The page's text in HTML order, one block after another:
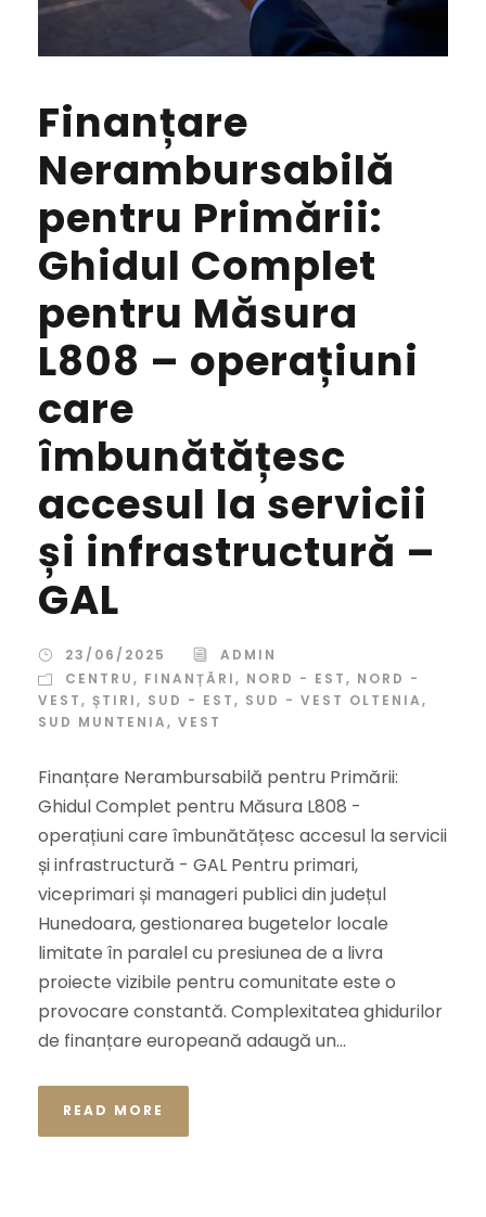
Finanțare
Nerambursabilă
pentru Primării:
Ghidul Complet
pentru Măsura
L808 – operațiuni
care
îmbunătățesc
accesul la servicii
și infrastructură –
GAL
23/06/2025
ADMIN
CENTRU, FINANȚĂRI, NORD - EST, NORD -
VEST, ȘTIRI, SUD - EST, SUD - VEST OLTENIA,
SUD MUNTENIA, VEST
Finanțare Nerambursabilă pentru Primării:
Ghidul Complet pentru Măsura L808 -
operațiuni care îmbunătățesc accesul la servicii
și infrastructură - GAL Pentru primari,
viceprimari și manageri publici din județul
Hunedoara, gestionarea bugetelor locale
limitate în paralel cu presiunea de a livra
proiecte vizibile pentru comunitate este o
provocare constantă. Complexitatea ghidurilor
de finanțare europeană adaugă un...
READ MORE